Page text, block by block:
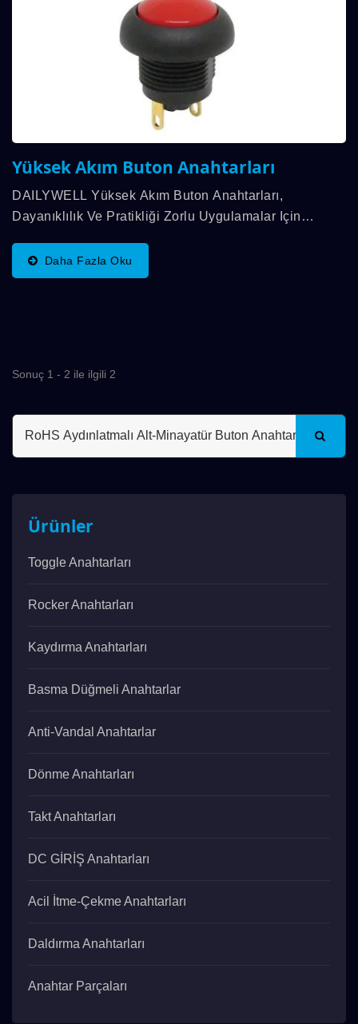
Yüksek Akım Buton Anahtarları
DAILYWELL Yüksek Akım Buton Anahtarları,
Dayanıklılık Ve Pratikliği Zorlu Uygulamalar Için
Tasarlanmıştır. Sert Koşullar Altında Çalışmak...
Daha Fazla Oku
Sonuç 1 - 2 ile ilgili 2
Ürünler
Toggle Anahtarları
Rocker Anahtarları
Kaydırma Anahtarları
Basma Düğmeli Anahtarlar
Anti-Vandal Anahtarlar
Dönme Anahtarları
Takt Anahtarları
DC GİRİŞ Anahtarları
Acil İtme-Çekme Anahtarları
Daldırma Anahtarları
Anahtar Parçaları